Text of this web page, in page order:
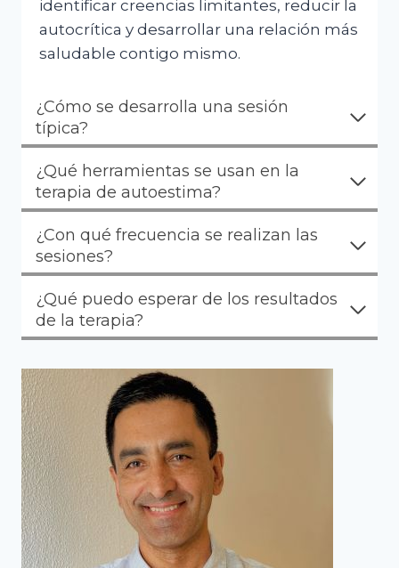
identificar creencias limitantes, reducir la
autocrítica y desarrollar una relación más
saludable contigo mismo.
¿Cómo se desarrolla una sesión
típica?
¿Qué herramientas se usan en la
terapia de autoestima?
¿Con qué frecuencia se realizan las
sesiones?
¿Qué puedo esperar de los resultados
de la terapia?